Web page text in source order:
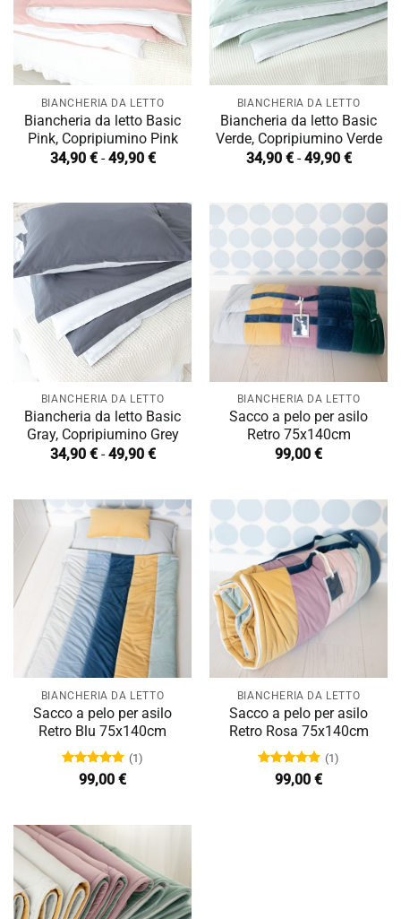
BIANCHERIA DA LETTO
Biancheria da letto Basic
Pink, Copripiumino Pink
34,90 € - 49,90 €Fascia
da
34,90 €
a
49,90 €
BIANCHERIA DA LETTO
Biancheria da letto Basic
Verde, Copripiumino Verde
34,90 € - 49,90 €Fascia
da
34,90 €
a
49,90 €
BIANCHERIA DA LETTO
Biancheria da letto Basic
Gray, Copripiumino Grey
34,90 € - 49,90 €Fascia
da
34,90 €
a
49,90 €
BIANCHERIA DA LETTO
Sacco a pelo per asilo
Retro 75x140cm
99,00 €
BIANCHERIA DA LETTO
Sacco a pelo per asilo
Retro Blu 75x140cm
Valutato
5.00su 5
(1)
99,00 €
BIANCHERIA DA LETTO
Sacco a pelo per asilo
Retro Rosa 75x140cm
Valutato
5.00su 5
(1)
99,00 €